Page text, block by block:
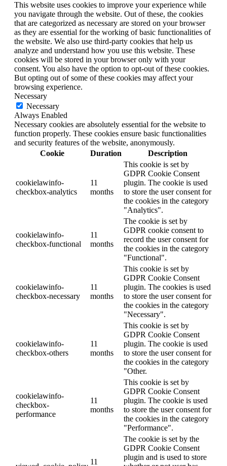
This website uses cookies to improve your experience while
you navigate through the website. Out of these, the cookies
that are categorized as necessary are stored on your browser
as they are essential for the working of basic functionalities of
the website. We also use third-party cookies that help us
analyze and understand how you use this website. These
cookies will be stored in your browser only with your
consent. You also have the option to opt-out of these cookies.
But opting out of some of these cookies may affect your
browsing experience.
Necessary
Necessary
Always Enabled
Necessary cookies are absolutely essential for the website to
function properly. These cookies ensure basic functionalities
and security features of the website, anonymously.
Cookie
Duration Description
cookielawinfo-
checkbox-analytics
11
months
This cookie is set by
GDPR Cookie Consent
plugin. The cookie is used
to store the user consent for
the cookies in the category
"Analytics".
cookielawinfo-
checkbox-functional
11
months
The cookie is set by
GDPR cookie consent to
record the user consent for
the cookies in the category
"Functional".
cookielawinfo-
checkbox-necessary
11
months
This cookie is set by
GDPR Cookie Consent
plugin. The cookies is used
to store the user consent for
the cookies in the category
"Necessary".
cookielawinfo-
checkbox-others
11
months
This cookie is set by
GDPR Cookie Consent
plugin. The cookie is used
to store the user consent for
the cookies in the category
"Other.
cookielawinfo-
checkbox-
performance
11
months
This cookie is set by
GDPR Cookie Consent
plugin. The cookie is used
to store the user consent for
the cookies in the category
"Performance".
11
The cookie is set by the
GDPR Cookie Consent
plugin and is used to store